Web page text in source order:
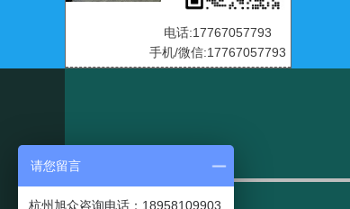
电话:17767057793
手机/微信:17767057793
请您留言
杭州旭众咨询电话：18958109903